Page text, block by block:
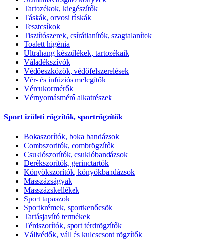
Tartozékok, kiegészítők
Táskák, orvosi táskák
Tesztcsíkok
Tisztítószerek, csírátlanítók, szagtalanítok
Toalett higénia
Ultrahang készülékek, tartozékaik
Váladékszívók
Védőeszközök, védőfelszerelések
Vér- és infúziós melegítők
Vércukormérők
Vérnyomásmérő alkatrészek
Sport izületi rögzítők, sportrögzítők
Bokaszorítók, boka bandázsok
Combszoritók, combrögzítők
Csuklószorítók, csuklóbandázsok
Derékszorítók, gerinctartók
Könyökszorítók, könyökbandázsok
Masszázságyak
Masszázskellékek
Sport tapaszok
Sportkrémek, sportkenőcsök
Tartásjavító termékek
Térdszorítók, sport térdrögzítők
Vállvédők, váll és kulcscsont rögzítők